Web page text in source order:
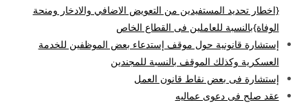
{اخطار تحديد المستفيدين من التعويض الاضافي والادخار ومنحة
الوفاة}بالنسبة للعاملين فى القطاع الخاص
إستشارة قانونية حول موقف إستدعاء بعض الموظفين للخدمة
العسكرية وكذلك الموقف بالنسبة للمجندين
إستشارة فى بعض نقاط قانون العمل
عقد صلح فى دعوى عماليه